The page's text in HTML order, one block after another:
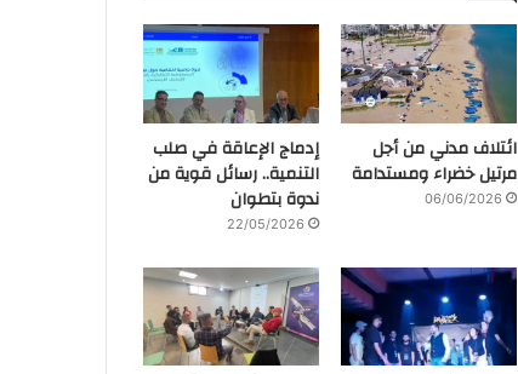
ائتلاف مدني من أجل
مرتيل خضراء ومستدامة
06/06/2026
إدماج الإعاقة في صلب
التنمية.. رسائل قوية من
ندوة بتطوان
22/05/2026